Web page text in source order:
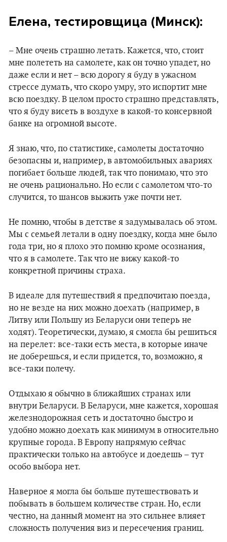
Елена, тестировщица (Минск):
– Мне очень страшно летать. Кажется, что, стоит
мне полететь на самолете, как он точно упадет, но
даже если и нет – всю дорогу я буду в ужасном
стрессе думать, что скоро умру, это испортит мне
всю поездку. В целом просто страшно представлять,
что я буду висеть в воздухе в какой-то консервной
банке на огромной высоте.
Я знаю, что, по статистике, самолеты достаточно
безопасны и, например, в автомобильных авариях
погибает больше людей, так что понимаю, что это
не очень рационально. Но если с самолетом что-то
случится, то шансов выжить уже почти нет.
Не помню, чтобы в детстве я задумывалась об этом.
Мы с семьей летали в одну поездку, когда мне было
года три, но я плохо это помню кроме осознания,
что я в самолете. Так что не вижу какой-то
конкретной причины страха.
В идеале для путешествий я предпочитаю поезда,
но не везде на них можно доехать (например, в
Литву или Польшу из Беларуси они теперь не
ходят). Теоретически, думаю, я смогла бы решиться
на перелет: все-таки есть места, в которые иначе
не доберешься, и если придется, то, возможно, я
все-таки полечу.
Отдыхаю я обычно в ближайших странах или
внутри Беларуси. В Беларуси, мне кажется, хорошая
железнодорожная сеть и достаточно быстро и
удобно можно доехать как минимум в относительно
крупные города. В Европу напрямую сейчас
практически только на автобусе и доедешь – тут
особо выбора нет.
Наверное я могла бы больше путешествовать и
побывать в большем количестве стран. Но, если
честно, на данный момент на это сильнее влияет
сложность получения виз и пересечения границ.